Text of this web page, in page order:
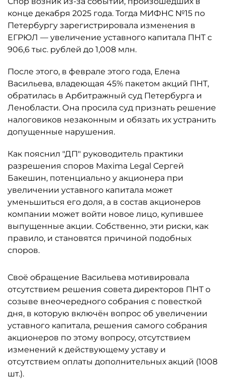
конце декабря 2025 года. Тогда МИФНС №15 по
Петербургу зарегистрировала изменения в
ЕГРЮЛ — увеличение уставного капитала ПНТ с
906,6 тыс. рублей до 1,008 млн.
После этого, в феврале этого года, Елена
Васильева, владеющая 45% пакетом акций ПНТ,
обратилась в Арбитражный суд Петербурга и
Ленобласти. Она просила суд признать решение
налоговиков незаконным и обязать их устранить
допущенные нарушения.
Как пояснил "ДП" руководитель практики
разрешения споров Maxima Legal Сергей
Бакешин, потенциально у акционера при
увеличении уставного капитала может
уменьшиться его доля, а в состав акционеров
компании может войти новое лицо, купившее
выпущенные акции. Собственно, эти риски, как
правило, и становятся причиной подобных
споров.
Своё обращение Васильева мотивировала
отсутствием решения совета директоров ПНТ о
созыве внеочередного собрания с повесткой
дня, в которую включён вопрос об увеличении
уставного капитала, решения самого собрания
акционеров по этому вопросу, отсутствием
изменений к действующему уставу и
отсутствием оплаты дополнительных акций (1008
шт.).